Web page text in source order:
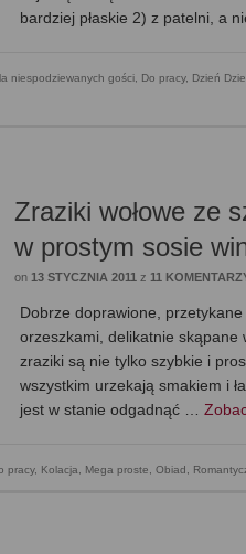
bardziej płaskie 2) z patelni, a
niespodziewanych gości, Do pracy, Dzień
Zraziki wołowe ze
w prostym sosie
on 13 STYCZNIA 2011 z 11
Dobrze doprawione,
orzeszkami, delikatnie
zraziki są nie tylko szybkie i
wszystkim urzekają smakiem i
jest w stanie odgadnąć …
pracy, Kolacja, Mega proste, Obiad,